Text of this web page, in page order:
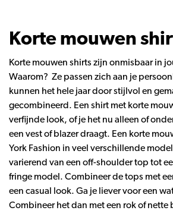
Korte mouwen
Korte mouwen shirts zijn onmisbaar in
Waarom? Ze passen zich aan je
kunnen het hele jaar door stijlvol en
gecombineerd. Een shirt met korte
verfijnde look, of je het nu alleen of
een vestof blazerdraagt. Een korte
York Fashion in veel verschillende
varierend van een off-shoulder top tot
fringe model. Combineer de tops met
een casual look. Ga je liever voor een
Combineer het dan met een rokof nette